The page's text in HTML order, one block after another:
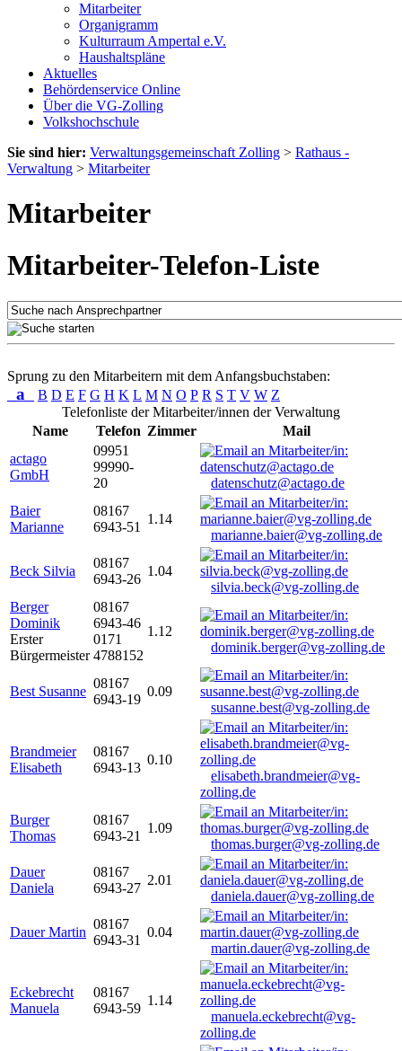
Mitarbeiter
Organigramm
Kulturraum Ampertal e.V.
Haushaltspläne
Aktuelles
Behördenservice Online
Über die VG-Zolling
Volkshochschule
Sie sind hier: Verwaltungsgemeinschaft Zolling > Rathaus -
Verwaltung > Mitarbeiter
Mitarbeiter
Mitarbeiter-Telefon-Liste
Sprung zu den Mitarbeitern mit dem Anfangsbuchstaben:
a B D E F G H K L M N O P R S T V W Z
Telefonliste der Mitarbeiter/innen der Verwaltung
Name
Telefon Zimmer
Mail
actago
GmbH
09951
99990-
20
datenschutz@actago.de
Baier
Marianne
08167
6943-51
1.14
marianne.baier@vg-zolling.de
Beck Silvia
08167
6943-26
1.04
silvia.beck@vg-zolling.de
Berger
Dominik
Erster
Bürgermeister
08167
6943-46
0171
4788152
1.12
dominik.berger@vg-zolling.de
Best Susanne
08167
6943-19
0.09
susanne.best@vg-zolling.de
Brandmeier
Elisabeth
08167
6943-13
0.10
elisabeth.brandmeier@vg-
zolling.de
Burger
Thomas
08167
6943-21
1.09
thomas.burger@vg-zolling.de
Dauer
Daniela
08167
6943-27
2.01
daniela.dauer@vg-zolling.de
Dauer Martin
08167
6943-31
0.04
martin.dauer@vg-zolling.de
Eckebrecht
Manuela
08167
6943-59
1.14
manuela.eckebrecht@vg-
zolling.de